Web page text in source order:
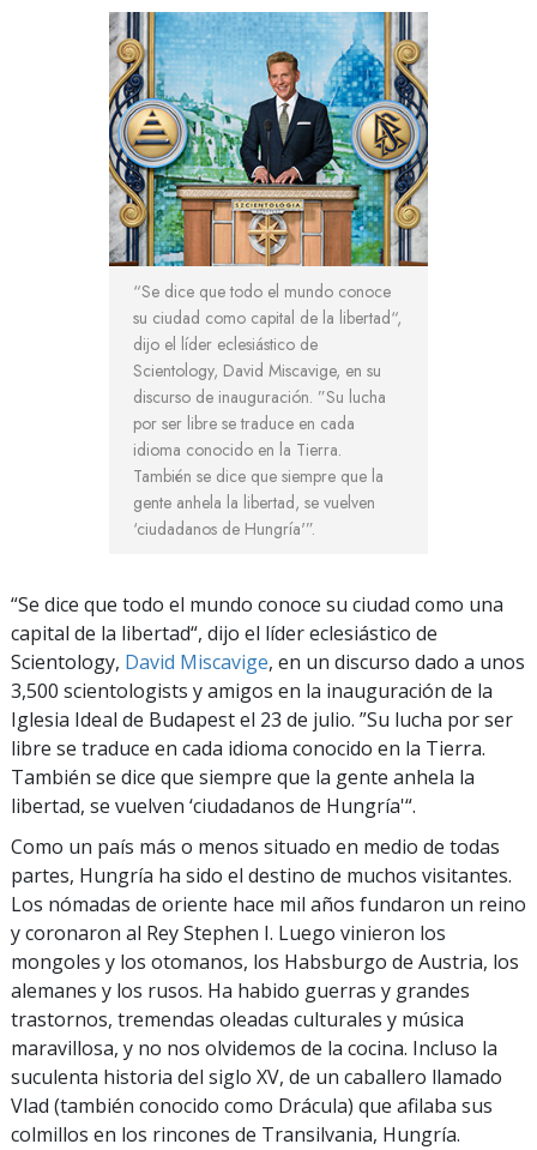
“Se dice que todo el mundo conoce
su ciudad como capital de la libertad“,
dijo el líder eclesiástico de
Scientology, David Miscavige, en su
discurso de inauguración. ”Su lucha
por ser libre se traduce en cada
idioma conocido en la Tierra.
También se dice que siempre que la
gente anhela la libertad, se vuelven
‘ciudadanos de Hungría'”.
“Se dice que todo el mundo conoce su ciudad como una
capital de la libertad“, dijo el líder eclesiástico de
Scientology, David Miscavige, en un discurso dado a unos
3,500 scientologists y amigos en la inauguración de la
Iglesia Ideal de Budapest el 23 de julio. ”Su lucha por ser
libre se traduce en cada idioma conocido en la Tierra.
También se dice que siempre que la gente anhela la
libertad, se vuelven ‘ciudadanos de Hungría'“.
Como un país más o menos situado en medio de todas
partes, Hungría ha sido el destino de muchos visitantes.
Los nómadas de oriente hace mil años fundaron un reino
y coronaron al Rey Stephen I. Luego vinieron los
mongoles y los otomanos, los Habsburgo de Austria, los
alemanes y los rusos. Ha habido guerras y grandes
trastornos, tremendas oleadas culturales y música
maravillosa, y no nos olvidemos de la cocina. Incluso la
suculenta historia del siglo XV, de un caballero llamado
Vlad (también conocido como Drácula) que afilaba sus
colmillos en los rincones de Transilvania, Hungría.